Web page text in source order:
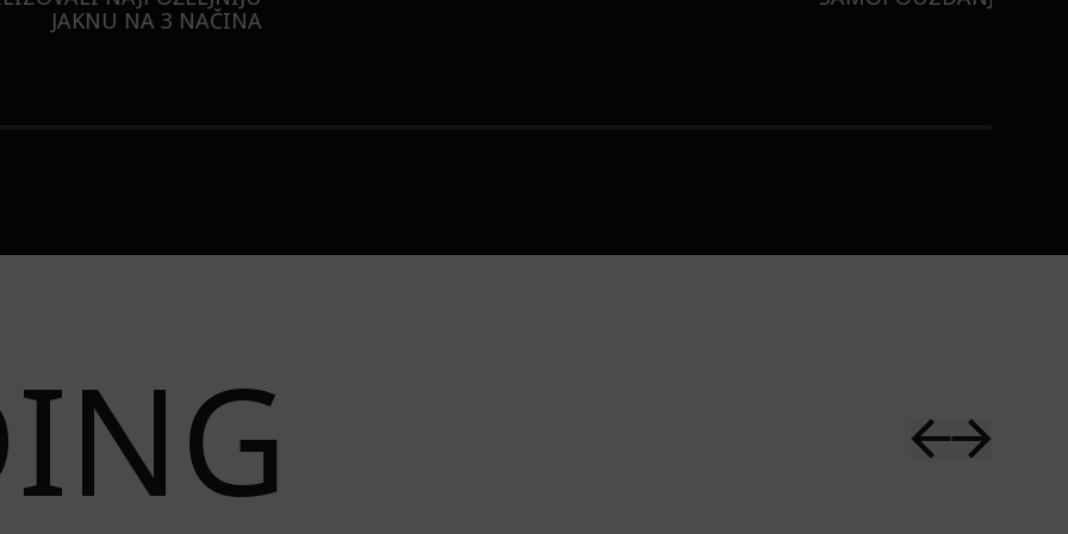
JAKNU NA 3 NAČINA